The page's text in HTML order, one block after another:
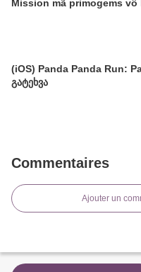
Mission mã primogems vô
(iOS) Panda Panda Run:
გატეხვა
Commentaires
Ajouter un